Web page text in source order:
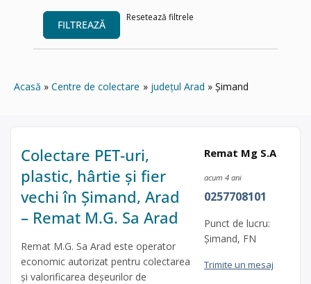
FILTREAZĂ
Resetează filtrele
Acasă Centre de colectare județul Arad Șimand
Colectare PET-uri,
plastic, hârtie și fier
vechi în Șimand, Arad
– Remat M.G. Sa Arad
Remat M.G. Sa Arad este operator
economic autorizat pentru colectarea
și valorificarea deșeurilor de
Remat Mg S.A
acum 4 ani
0257708101
Punct de lucru:
Șimand, FN
Trimite un mesaj